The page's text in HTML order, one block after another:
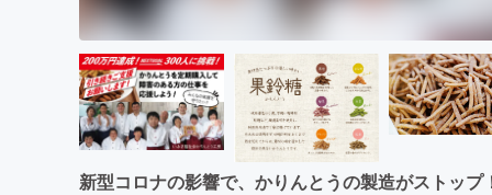
新型コロナの影響で、かりんとうの製造がストッ